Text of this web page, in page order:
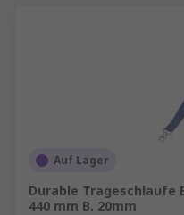
Auf Lager
Durable Trageschlaufe
440 mm B. 20mm